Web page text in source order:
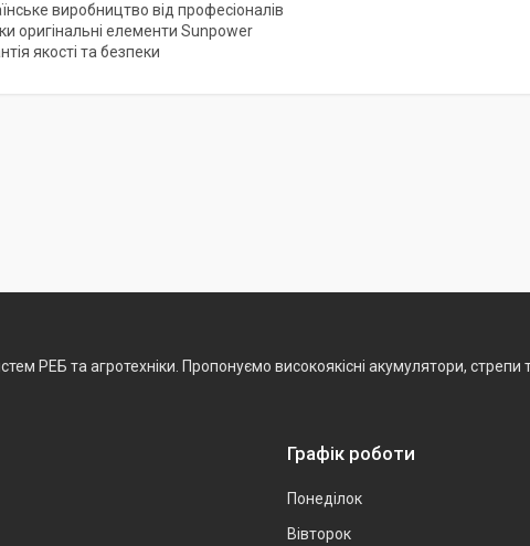
виробництво від професіоналів
оригінальні елементи Sunpower
якості та безпеки
РЕБ та агротехніки. Пропонуємо високоякісні акумулятори, стрепи
Графік роботи
Понеділок
Вівторок